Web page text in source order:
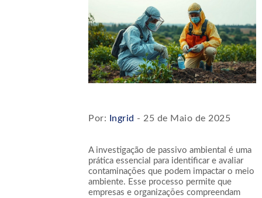
Por: Ingrid - 25 de Maio de 2025
A investigação de passivo ambiental é uma
prática essencial para identificar e avaliar
contaminações que podem impactar o meio
ambiente. Esse processo permite que
empresas e organizações compreendam